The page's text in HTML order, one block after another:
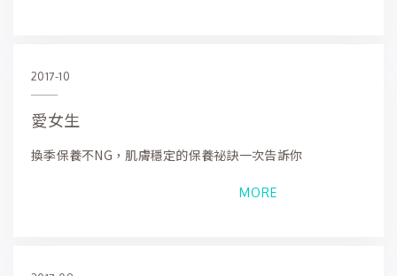
2017-10
愛女生
換季保養不NG，肌膚穩定的保養祕訣一次告訴你
MORE